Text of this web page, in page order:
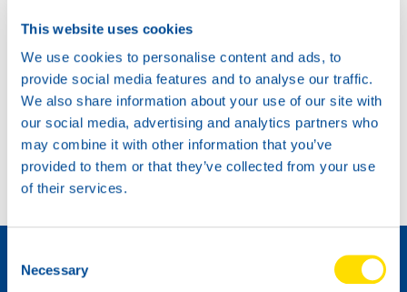
This website uses cookies
We use cookies to personalise content and ads, to
provide social media features and to analyse our traffic.
We also share information about your use of our site with
our social media, advertising and analytics partners who
may combine it with other information that you’ve
provided to them or that they’ve collected from your use
of their services.
Selection
Necessary
登录
如何成为经销商 »